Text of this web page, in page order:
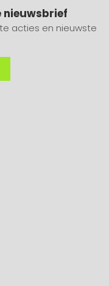
nieuwsbrief
acties en nieuwste